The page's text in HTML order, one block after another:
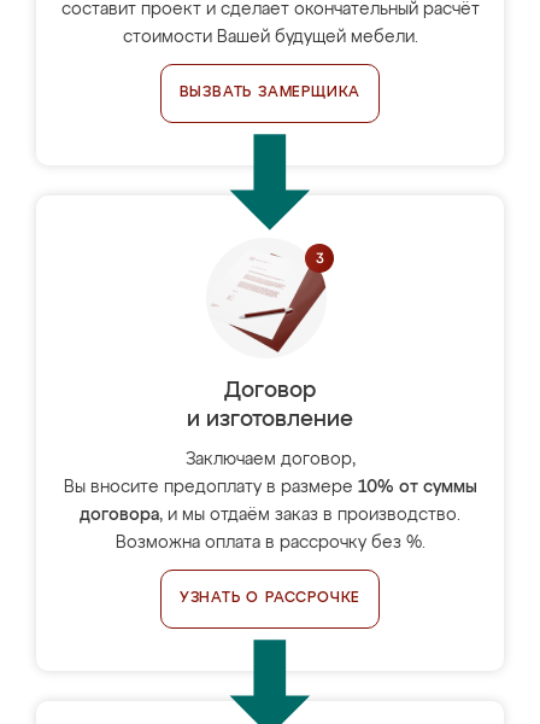
составит проект и сделает окончательный расчёт
стоимости Вашей будущей мебели.
ВЫЗВАТЬ ЗАМЕРЩИКА
Договор
и изготовление
Заключаем договор,
Вы вносите предоплату в размере 10% от суммы
договора, и мы отдаём заказ в производство.
Возможна оплата в рассрочку без %.
УЗНАТЬ О РАССРОЧКЕ